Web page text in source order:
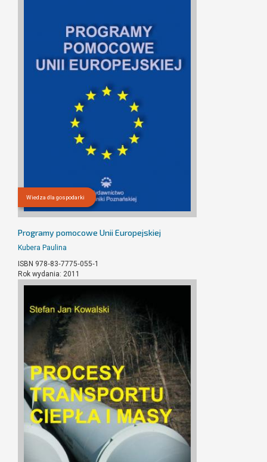
Wiedza dla gospodarki
Programy pomocowe Unii Europejskiej
Kubera Paulina
ISBN 978‐83‐7775‐055‐1
Rok wydania: 2011